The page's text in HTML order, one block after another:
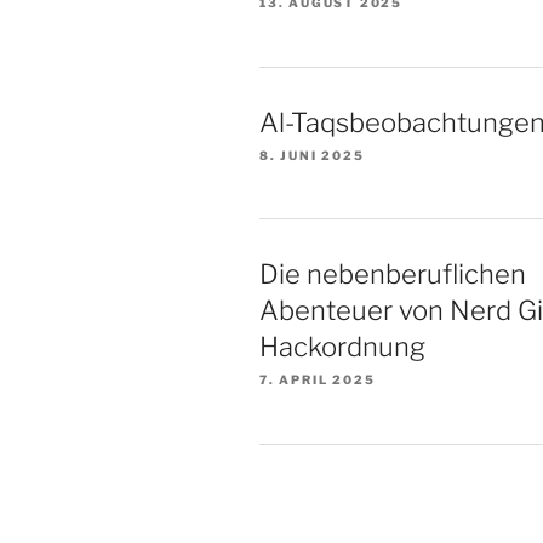
Al-Taqsbeobachtungen
8. JUNI 2025
Die nebenberuflichen
Abenteuer von Nerd
Hackordnung
7. APRIL 2025